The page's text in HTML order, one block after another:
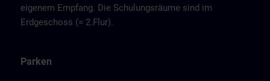
eigenem Empfang. Die Schulungsräume sind im
Erdgeschoss (= 2.Flur).
Parken